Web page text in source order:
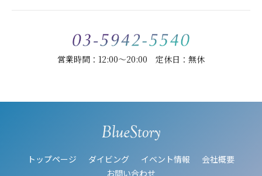
営業時間：12:00～20:00 定休日：無休
トップページ ダイビング イベント情報
会社概要
お問い合わせ